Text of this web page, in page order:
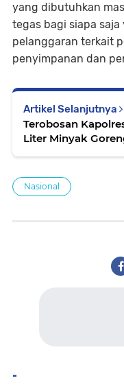
yang dibutuhkan
tegas bagi siapa
pelanggaran terkait
penyimpanan dan
Artikel Selanjutnya
Terobosan
Liter Minyak
Nasional
-